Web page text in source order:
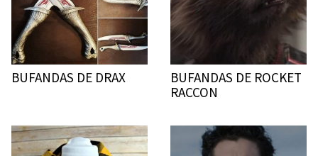
BUFANDAS DE DRAX
BUFANDAS DE ROCKET
RACCON